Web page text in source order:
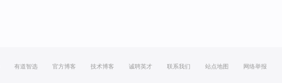
有道智选 官方博客 技术博客 诚聘英才 联系我们 站点地图 网络举报